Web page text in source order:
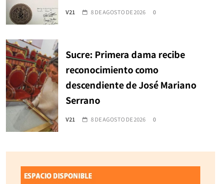
V21 8 DE AGOSTO DE 2026 0
Sucre: Primera dama recibe
reconocimiento como
descendiente de José Mariano
Serrano
V21 8 DE AGOSTO DE 2026 0